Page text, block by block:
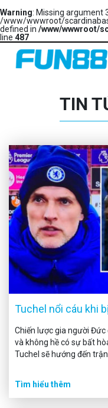
Warning: Missing argument
/www/wwwroot/
defined in /www/wwwroot/
line 487
TIN
Tuchel nổi cáu khi
Chiến lược gia người
và không hề có sự bất
Tuchel sẽ hướng đến
Tìm hiểu thêm